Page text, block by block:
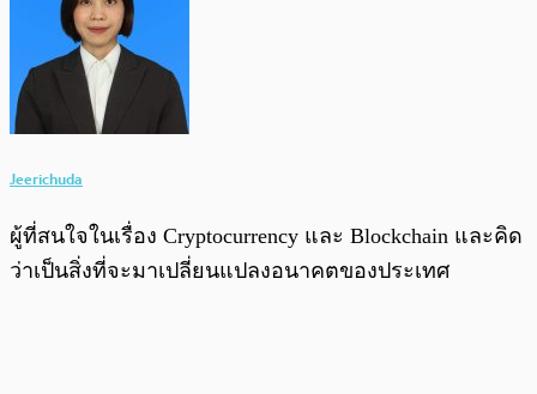
Jeerichuda
ผู้ที่สนใจในเรื่อง Cryptocurrency และ Blockchain และคิด
ว่าเป็นสิ่งที่จะมาเปลี่ยนแปลงอนาคตของประเทศ